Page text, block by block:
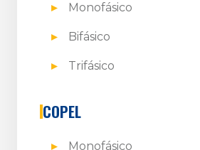
Monofásico
Bifásico
Trifásico
COPEL
Monofásico